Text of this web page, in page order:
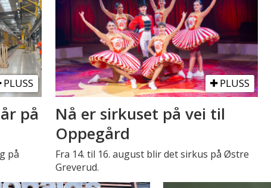
PLUSS
på
på
PLUSS
Nå er sirkuset på vei til
Oppegård
Fra 14. til 16. august blir det sirkus på Østre
Greverud.